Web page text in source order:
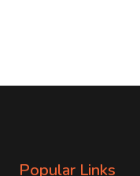
Popular Links